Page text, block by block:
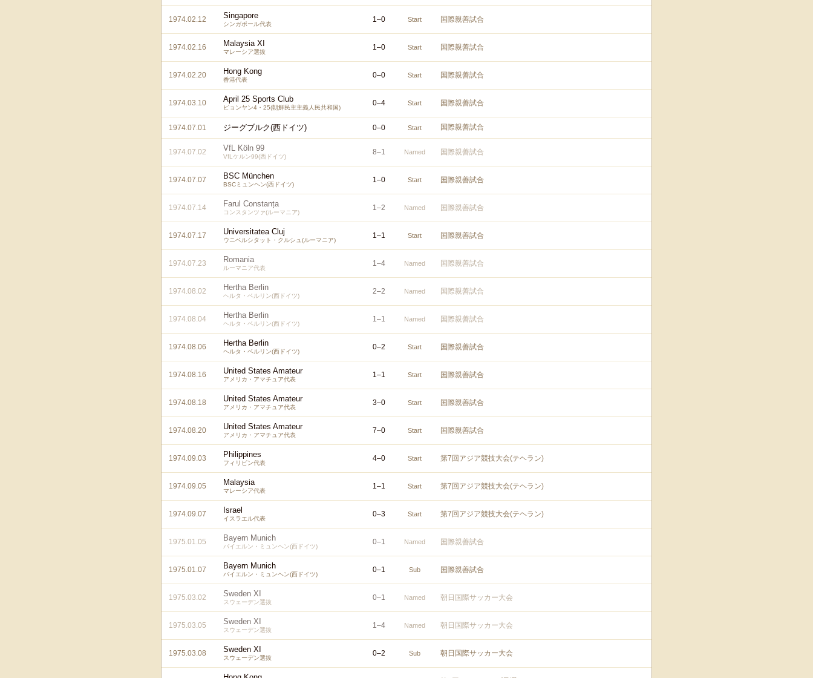
1974.02.12 Singapore
シンガポール代表
1–0 Start 国際親善試合
1974.02.16 Malaysia XI
マレーシア選抜
1–0 Start 国際親善試合
1974.02.20 Hong Kong
香港代表
0–0 Start 国際親善試合
1974.03.10 April 25 Sports Club
ピョンヤン4・25(朝鮮民主主義人民共和国)
0–4 Start 国際親善試合
1974.07.01 ジーグブルク(西ドイツ) 0–0 Start 国際親善試合
1974.07.02 VfL Köln 99
VfLケルン99(西ドイツ)
8–1 Named 国際親善試合
1974.07.07 BSC München
BSCミュンヘン(西ドイツ)
1–0 Start 国際親善試合
1974.07.14 Farul Constanța
コンスタンツァ(ルーマニア)
1–2 Named 国際親善試合
1974.07.17 Universitatea Cluj
ウニベルシタット・クルシュ(ルーマニア)
1–1 Start 国際親善試合
1974.07.23 Romania
ルーマニア代表
1–4 Named 国際親善試合
1974.08.02 Hertha Berlin
ヘルタ・ベルリン(西ドイツ)
2–2 Named 国際親善試合
1974.08.04 Hertha Berlin
ヘルタ・ベルリン(西ドイツ)
1–1 Named 国際親善試合
1974.08.06 Hertha Berlin
ヘルタ・ベルリン(西ドイツ)
0–2 Start 国際親善試合
1974.08.16 United States Amateur
アメリカ・アマチュア代表
1–1 Start 国際親善試合
1974.08.18 United States Amateur
アメリカ・アマチュア代表
3–0 Start 国際親善試合
1974.08.20 United States Amateur
アメリカ・アマチュア代表
7–0 Start 国際親善試合
1974.09.03 Philippines
フィリピン代表
4–0 Start 第7回アジア競技大会(テヘラン)
1974.09.05 Malaysia
マレーシア代表
1–1 Start 第7回アジア競技大会(テヘラン)
1974.09.07 Israel
イスラエル代表
0–3 Start 第7回アジア競技大会(テヘラン)
1975.01.05 Bayern Munich
バイエルン・ミュンヘン(西ドイツ)
0–1 Named 国際親善試合
1975.01.07 Bayern Munich
バイエルン・ミュンヘン(西ドイツ)
0–1 Sub 国際親善試合
1975.03.02 Sweden XI
スウェーデン選抜
0–1 Named 朝日国際サッカー大会
1975.03.05 Sweden XI
スウェーデン選抜
1–4 Named 朝日国際サッカー大会
1975.03.08 Sweden XI
スウェーデン選抜
0–2 Sub 朝日国際サッカー大会